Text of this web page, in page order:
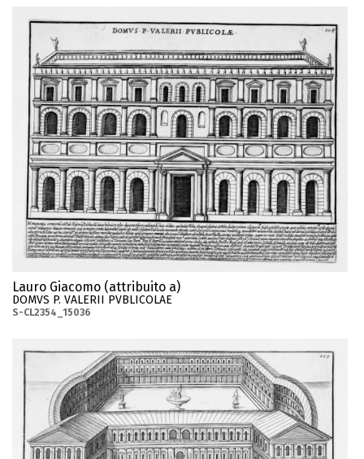
Lauro Giacomo (attribuito a)
DOMVS P. VALERII PVBLICOLAE
S-CL2354_15036